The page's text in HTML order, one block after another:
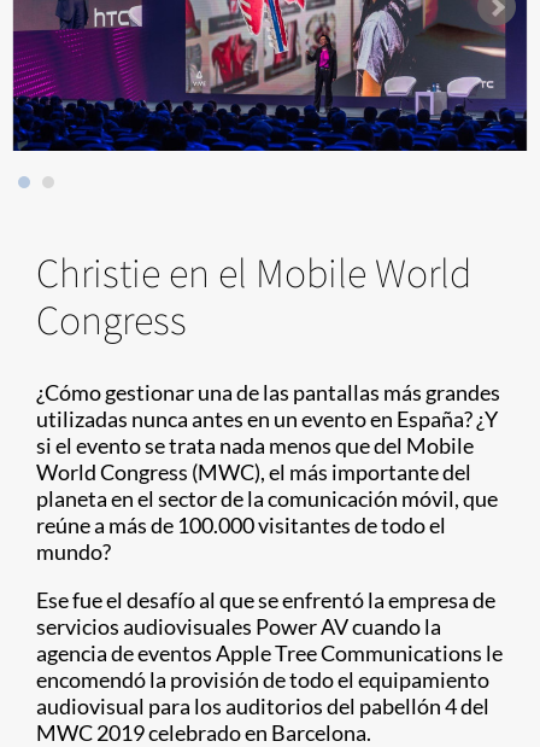
Christie en el Mobile World
Congress
¿Cómo gestionar una de las pantallas más grandes
utilizadas nunca antes en un evento en España? ¿Y
si el evento se trata nada menos que del Mobile
World Congress (MWC), el más importante del
planeta en el sector de la comunicación móvil, que
reúne a más de 100.000 visitantes de todo el
mundo?
Ese fue el desafío al que se enfrentó la empresa de
servicios audiovisuales Power AV cuando la
agencia de eventos Apple Tree Communications le
encomendó la provisión de todo el equipamiento
audiovisual para los auditorios del pabellón 4 del
MWC 2019 celebrado en Barcelona.